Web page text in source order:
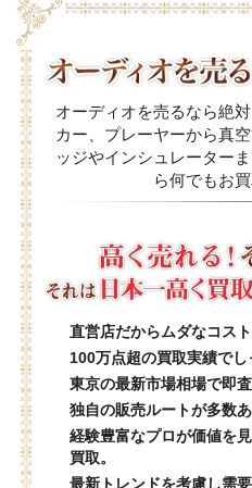
オーディオを売るなら絶
カー、プレーヤーから真
ッジやインシュレーター
ら何でもお
直営店だからムダなコス
100万点超の買取実績でし
東京の最新市場相場で即査
独自の販売ルートが多数
経験豊富なプロが価値を
買取。
最新トレンドを考慮し需